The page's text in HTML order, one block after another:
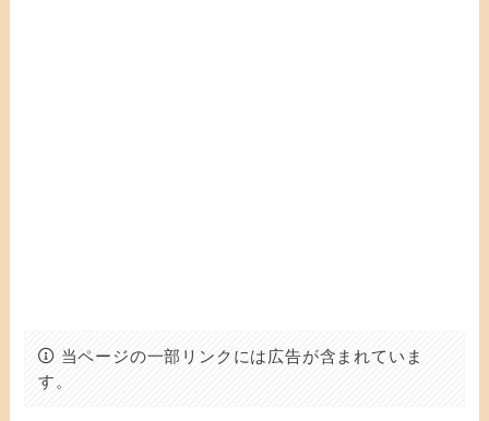
当ページの一部リンクには広告が含まれていま
す。